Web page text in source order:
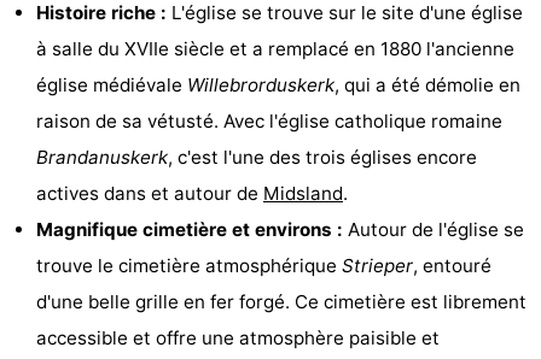
d'hôtes
Chaumières
De
Riesen
Elements
Schuttersbos
-
Tjermelân
Hôtels
Last
Histoire riche : L'église se trouve sur le site d'une église
à salle du XVIIe siècle et a remplacé en 1880 l'ancienne
église médiévale Willebrorduskerk, qui a été démolie en
raison de sa vétusté. Avec l'église catholique romaine
Brandanuskerk, c'est l'une des trois églises encore
actives dans et autour de Midsland.
Magnifique cimetière et environs : Autour de l'église se
trouve le cimetière atmosphérique Strieper, entouré
d'une belle grille en fer forgé. Ce cimetière est librement
accessible et offre une atmosphère paisible et